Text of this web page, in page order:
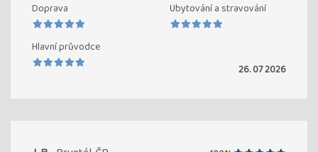
Doprava Ubytování a stravování
Hlavní průvodce
26. 07 2026